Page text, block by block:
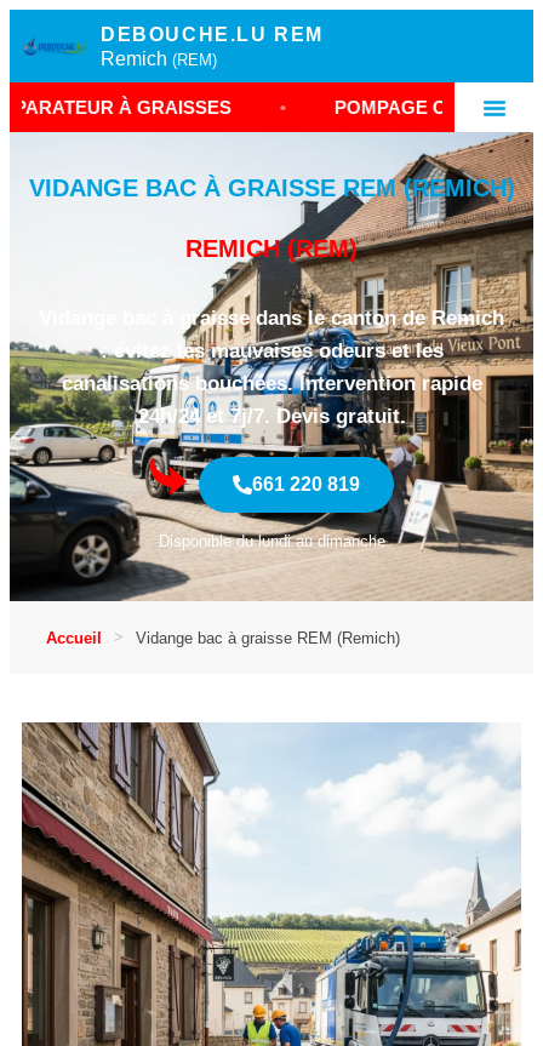
DEBOUCHE.LU REM
Remich (REM)
À GRAISSES • POMPAGE CUVE RESTAURANT
VIDANGE BAC À GRAISSE REM (REMICH)
REMICH (REM)
Vidange bac à graisse dans le canton de Remich
: évitez les mauvaises odeurs et les
canalisations bouchées. Intervention rapide
24h/24 et 7j/7. Devis gratuit.
661 220 819
Disponible du lundi au dimanche
Accueil Vidange bac à graisse REM (Remich)